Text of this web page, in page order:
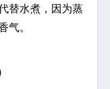
替水煮，因为蒸
气。